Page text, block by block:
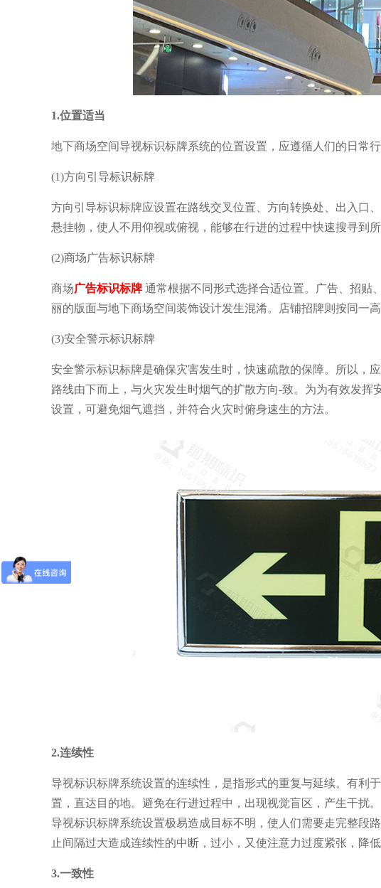
1.位置适当
地下商场空间导视标识标牌系统的位置设置，应遵循人们的日常
(1)方向引导标识标牌
方向引导标识标牌应设置在路线交叉位置、方向转换处、出入口
悬挂物，使人不用仰视或俯视，能够在行进的过程中快速搜寻到所
(2)商场广告标识标牌
商场广告标识标牌 通常根据不同形式选择合适位置。广告、招贴
丽的版面与地下商场空间装饰设计发生混淆。店铺招牌则按同一
(3)安全警示标识标牌
安全警示标识标牌是确保灾害发生时，快速疏散的保障。所以，
路线由下而上，与火灾发生时烟气的扩散方向-致。为为有效发
设置，可避免烟气遮挡，并符合火灾时俯身速生的方法。
2.连续性
导视标识标牌系统设置的连续性，是指形式的重复与延续。有利
置，直达目的地。避免在行进过程中，出现视觉盲区，产生干扰
导视标识标牌系统设置极易造成目标不明，使人们需要走完整段
止间隔过大造成连续性的中断，过小，又使注意力过度紧张，降低
3.一致性